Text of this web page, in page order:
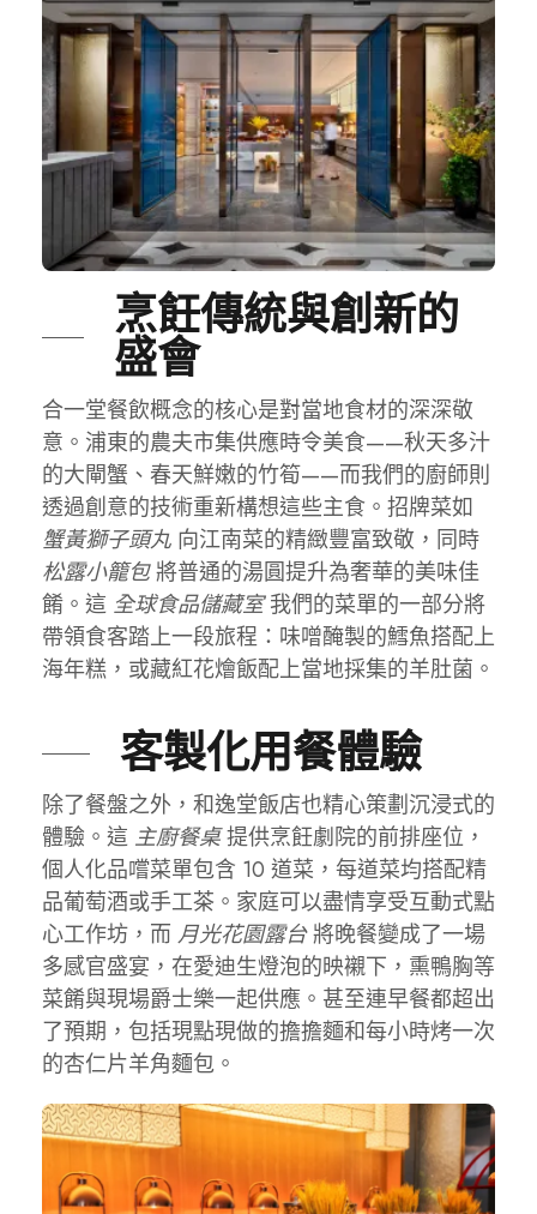
烹飪傳統與創新的
盛會
合一堂餐飲概念的核心是對當地食材的深深敬
意。浦東的農夫市集供應時令美食——秋天多汁
的大閘蟹、春天鮮嫩的竹筍——而我們的廚師則
透過創意的技術重新構想這些主食。招牌菜如
蟹黃獅子頭丸 向江南菜的精緻豐富致敬，同時
松露小籠包將普通的湯圓提升為奢華的美味佳
餚。這 全球食品儲藏室我們的菜單的一部分將
帶領食客踏上一段旅程：味噌醃製的鱈魚搭配上
海年糕，或藏紅花燴飯配上當地採集的羊肚菌。
客製化用餐體驗
除了餐盤之外，和逸堂飯店也精心策劃沉浸式的
體驗。這 主廚餐桌提供烹飪劇院的前排座位，
個人化品嚐菜單包含 10 道菜，每道菜均搭配精
品葡萄酒或手工茶。家庭可以盡情享受互動式點
心工作坊，而 月光花園露台將晚餐變成了一場
多感官盛宴，在愛迪生燈泡的映襯下，熏鴨胸等
菜餚與現場爵士樂一起供應。甚至連早餐都超出
了預期，包括現點現做的擔擔麵和每小時烤一次
的杏仁片羊角麵包。